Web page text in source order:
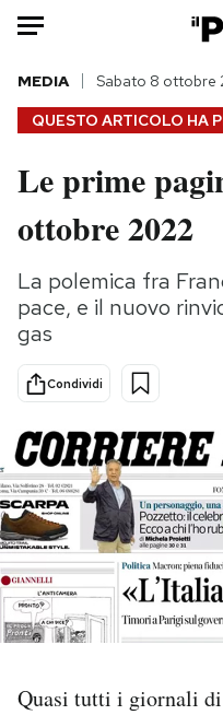
HOME
Italia
Politica
Tecnologia
Internet
Cultura
Economia
Sport
PODCAST
NEWSLETTER
QUESTO ARTICOLO HA
MEDIA Sabato 8 ottobre
Le prime
ottobre 2022
La polemica fra
pace, e il nuovo
gas
Condividi
Quasi tutti i giornali